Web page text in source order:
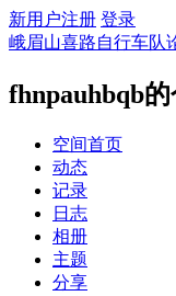
新用户注册 登录
峨眉山喜路自行车队
fhnpauhbqb
空间首页
动态
记录
日志
相册
主题
分享